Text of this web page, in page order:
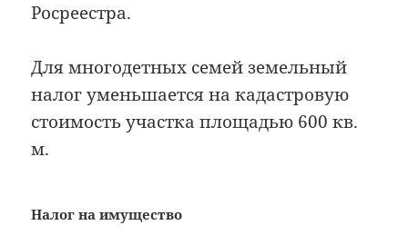
Росреестра.
Для многодетных семей земельный
налог уменьшается на кадастровую
стоимость участка площадью 600 кв.
м.
Налог на имущество